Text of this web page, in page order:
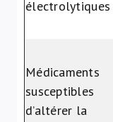
électrolytiques
Médicaments
susceptibles
d’altérer la